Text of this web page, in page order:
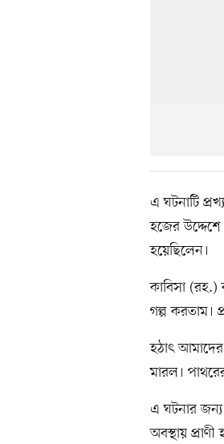
এ ঘটনাটি
হজের
হয়েছিলেন।
কাবিসা (রহ.)
গল্প করতাম।
হঠাৎ
মারল।
এ ঘটনার জন্য
অবস্থায়